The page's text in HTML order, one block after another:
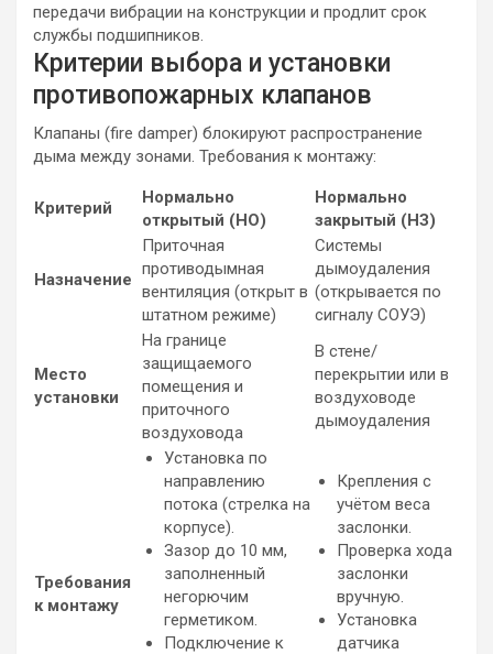
передачи вибрации на конструкции и продлит срок
службы подшипников.
Критерии выбора и установки
противопожарных клапанов
Клапаны (fire damper) блокируют распространение
дыма между зонами. Требования к монтажу:
Критерий
Нормально
открытый (НО)
Нормально
закрытый (НЗ)
Назначение
Приточная
противодымная
вентиляция (открыт в
штатном режиме)
Системы
дымоудаления
(открывается по
сигналу СОУЭ)
Место
установки
На границе
защищаемого
помещения и
приточного
воздуховода
В стене/
перекрытии или в
воздуховоде
дымоудаления
Требования
к монтажу
Установка по
направлению
потока (стрелка на
корпусе).
Зазор до 10 мм,
заполненный
негорючим
герметиком.
Подключение к
Крепления с
учётом веса
заслонки.
Проверка хода
заслонки
вручную.
Установка
датчика